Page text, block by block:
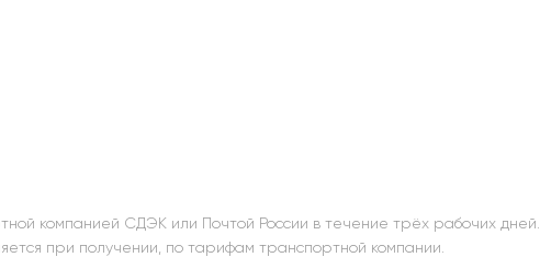
компанией СДЭК или Почтой России в течение трёх рабочих дней.
при получении, по тарифам транспортной компании.